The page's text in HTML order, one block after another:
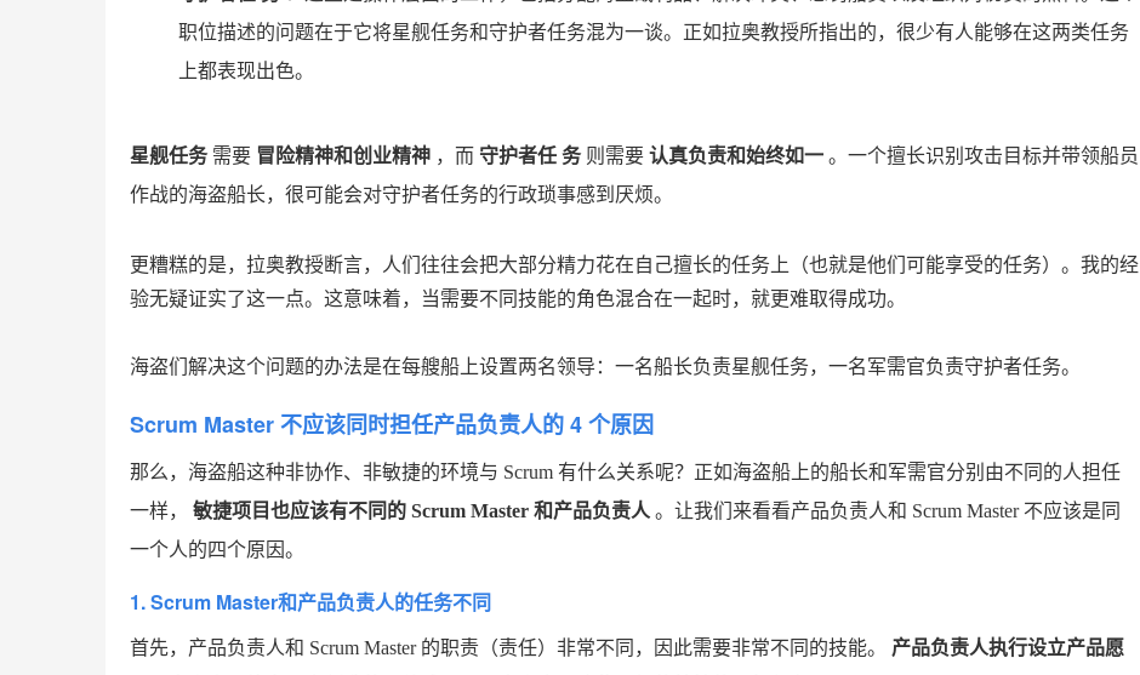
职位描述的问题在于它将星舰任务和守护者任务混为一谈。正如拉奥教授所指出的，很少有人能够在这两类任务
上都表现出色。
星舰任务 需要 冒险精神和创业精神 ，而 守护者任 务 则需要 认真负责和始终如一 。一个擅长识别攻击目标并带领船员
作战的海盗船长，很可能会对守护者任务的行政琐事感到厌烦。
更糟糕的是，拉奥教授断言，人们往往会把大部分精力花在自己擅长的任务上（也就是他们可能享受的任务）。我的经
验无疑证实了这一点。这意味着，当需要不同技能的角色混合在一起时，就更难取得成功。
海盗们解决这个问题的办法是在每艘船上设置两名领导：一名船长负责星舰任务，一名军需官负责守护者任务。
Scrum Master 不应该同时担任产品负责人的 4 个原因
那么，海盗船这种非协作、非敏捷的环境与 Scrum 有什么关系呢？正如海盗船上的船长和军需官分别由不同的人担任
一样，
敏捷项目也应该有不同的 Scrum Master 和产品负责人 。让我们来看看产品负责人和 Scrum Master 不应该是同
一个人的四个原因。
1. Scrum Master和产品负责人的任务不同
首先，产品负责人和 Scrum Master 的职责（责任）非常不同，因此需要非常不同的技能。
产品负责人执行设立产品愿